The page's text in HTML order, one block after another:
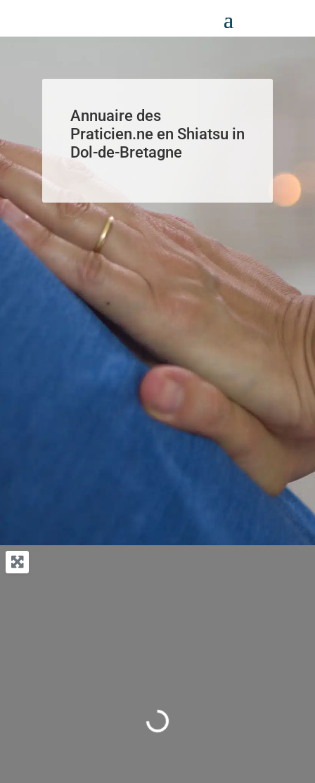
Annuaire des
Praticien.ne en Shiatsu in
Dol-de-Bretagne
Loading...